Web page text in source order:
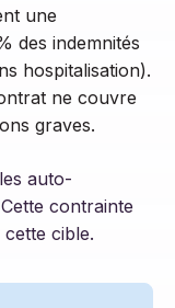
une
des indemnités
hospitalisation).
ne couvre
graves.
auto-
contrainte
cible.